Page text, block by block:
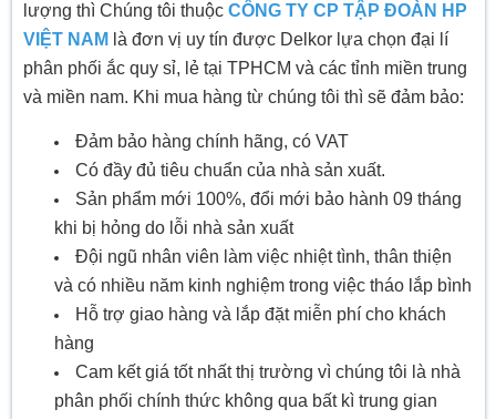
lượng thì Chúng tôi thuộc CÔNG TY CP TẬP ĐOÀN HP
VIỆT NAM là đơn vị uy tín được Delkor lựa chọn đại lí
phân phối ắc quy sỉ, lẻ tại TPHCM và các tỉnh miền trung
và miền nam. Khi mua hàng từ chúng tôi thì sẽ đảm bảo:
Đảm bảo hàng chính hãng, có VAT
Có đầy đủ tiêu chuẩn của nhà sản xuất.
Sản phẩm mới 100%, đổi mới bảo hành 09 tháng
khi bị hỏng do lỗi nhà sản xuất
Đội ngũ nhân viên làm việc nhiệt tình, thân thiện
và có nhiều năm kinh nghiệm trong việc tháo lắp bình
Hỗ trợ giao hàng và lắp đặt miễn phí cho khách
hàng
Cam kết giá tốt nhất thị trường vì chúng tôi là nhà
phân phối chính thức không qua bất kì trung gian